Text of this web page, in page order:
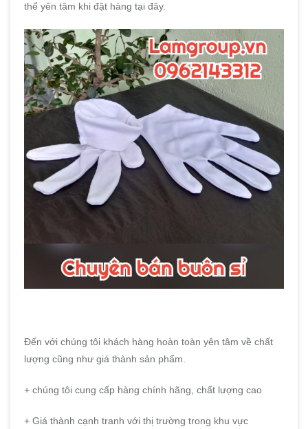
thể yên tâm khi đặt hàng tại đây.
Đến với chúng tôi khách hàng hoàn toàn yên tâm về chất
lượng cũng như giá thành sản phẩm.
+ chúng tôi cung cấp hàng chính hãng, chất lượng cao
+ Giá thành cạnh tranh với thị trường trong khu vực